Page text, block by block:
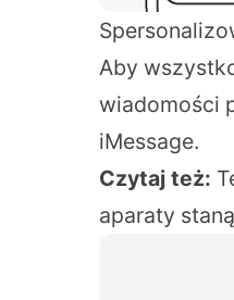
Aby
wiadomości
iMessage.
Czytaj też:
aparaty